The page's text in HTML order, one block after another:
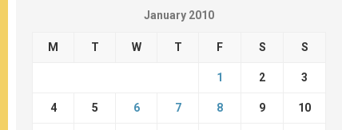
January 2010
M T W T F S S
1 2 3
4 5 6 7 8 9 10